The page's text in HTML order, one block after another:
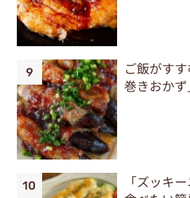
ご飯がす
巻きおか
「ズッキ